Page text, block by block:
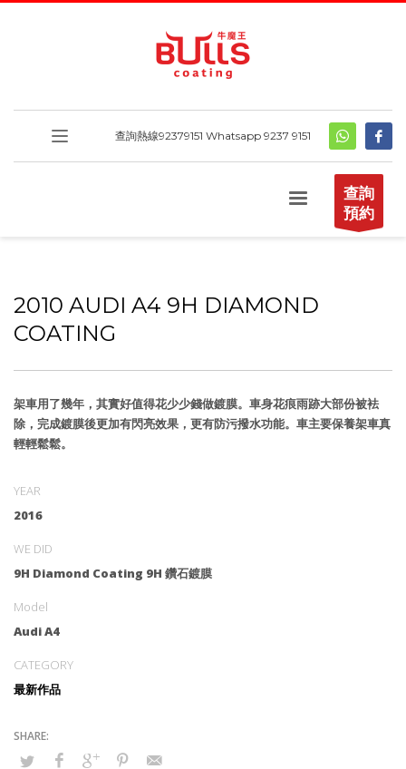
查詢熱線92379151 Whatsapp 9237 9151
查詢
預約
2010 AUDI A4 9H DIAMOND
COATING
架車用了幾年，其實好值得花少少錢做鍍膜。車身花痕雨跡大部份被袪
除，完成鍍膜後更加有閃亮效果，更有防污撥水功能。車主要保養架車真
輕輕鬆鬆。
YEAR
2016
WE DID
9H Diamond Coating 9H 鑽石鍍膜
Model
Audi A4
CATEGORY
最新作品